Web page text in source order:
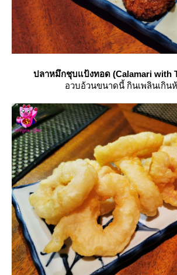
ปลาหมึกชุบแป้งทอด (Calamari with
อวบอ้วนขนาดนี้ กินเพลินเกิน